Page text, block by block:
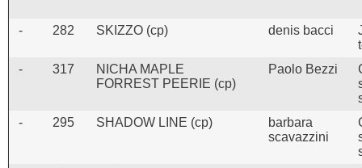
- 282 SKIZZO (cp) denis bacci
-
317
NICHA MAPLE
FORREST PEERIE (cp)
Paolo Bezzi
-
295 SHADOW LINE (cp)
barbara
scavazzini